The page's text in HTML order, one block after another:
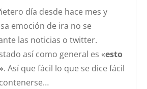
día desde hace mes y
emoción de ira no se
las noticias o twitter.
así como general es «esto
. Así que fácil lo que se dice fácil